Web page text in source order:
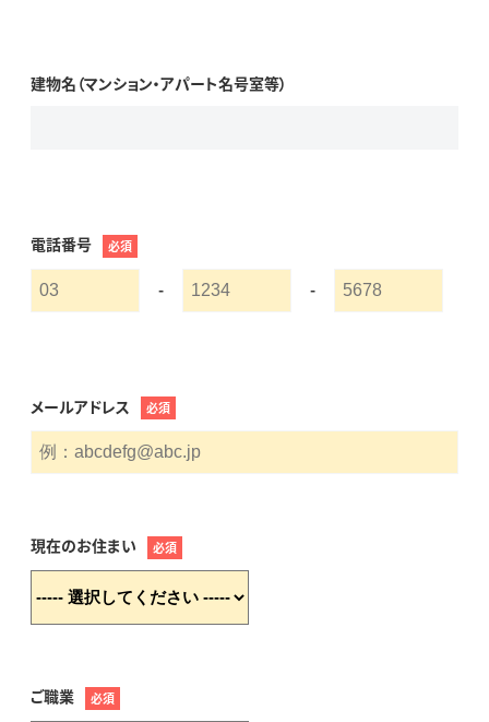
建物名（マンション・アパート名号室等）
電話番号 必須
- -
メールアドレス 必須
現在のお住まい 必須
ご職業 必須